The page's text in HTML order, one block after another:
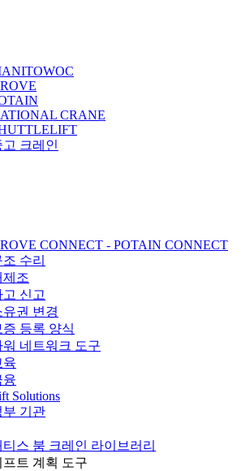
CRANE
고 크레인
CONNECT - POTAIN CONNECT
조 수리
제조
고 신고
유권 변경
증 등록 양식
워 네트워크 도구
육
융
Solutions
부 기관
티스 붐 크레인 라이브러리
프트 계획 도구